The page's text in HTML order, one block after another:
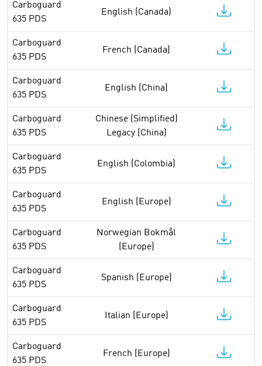
Carboguard
635 PDS
English (Canada)
Carboguard
635 PDS
French (Canada)
Carboguard
635 PDS
English (China)
Carboguard
635 PDS
Chinese (Simplified)
Legacy (China)
Carboguard
635 PDS
English (Colombia)
Carboguard
635 PDS
English (Europe)
Carboguard
635 PDS
Norwegian Bokmål
(Europe)
Carboguard
635 PDS
Spanish (Europe)
Carboguard
635 PDS
Italian (Europe)
Carboguard
635 PDS
French (Europe)